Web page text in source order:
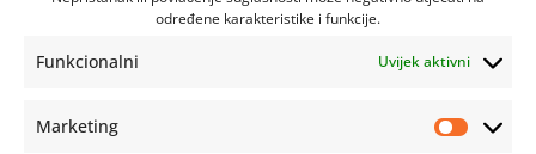
određene karakteristike i funkcije.
Funkcionalni Uvijek aktivni
Marketing